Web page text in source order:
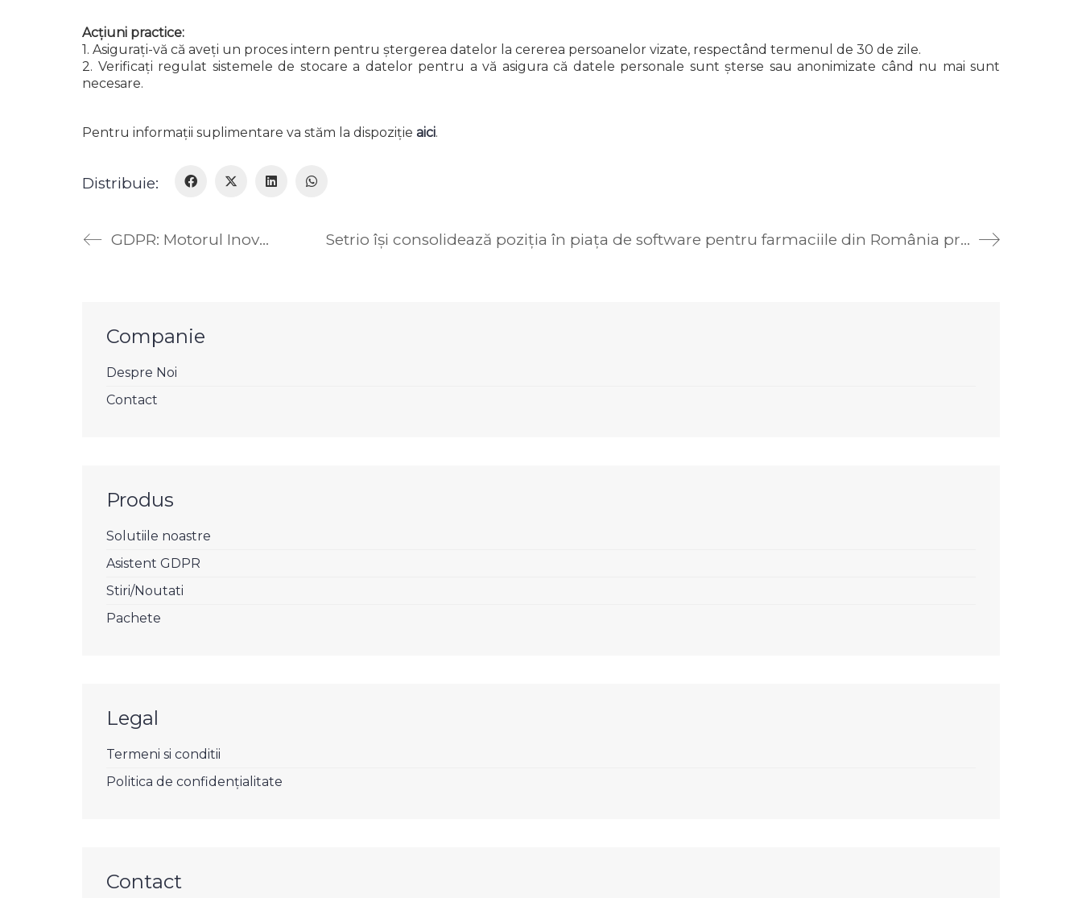
Acțiuni practice:
1. Asigurați-vă că aveți un proces intern pentru ștergerea datelor la cererea persoanelor vizate, respectând termenul de 30 de zile.
2. Verificați regulat sistemele de stocare a datelor pentru a vă asigura că datele personale sunt șterse sau anonimizate când nu mai sunt
necesare.
Pentru informații suplimentare va stăm la dispoziție aici.
Distribuie:
GDPR: Motorul Inovației și Eficienței în Organizații Setrio își consolidează poziția în piața de software pentru farmaciile din România prin achiziția diviziei farma HTSS: clienții vor beneficia de soluții inovatoare și suport integrat
Companie
Despre Noi
Contact
Produs
Solutiile noastre
Asistent GDPR
Stiri/Noutati
Pachete
Legal
Termeni si conditii
Politica de confidențialitate
Contact